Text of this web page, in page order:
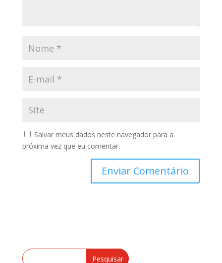
Salvar meus dados neste navegador para a
próxima vez que eu comentar.